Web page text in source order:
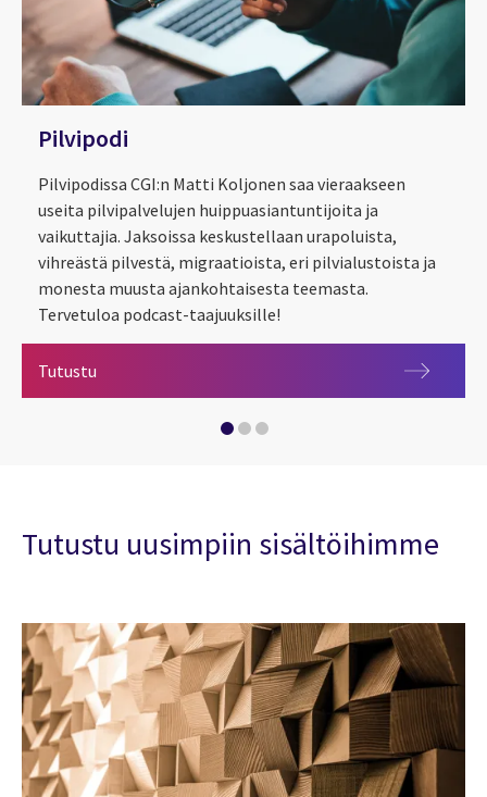
Pilvipodi
Pilvipodissa CGI:n Matti Koljonen saa vieraakseen
useita pilvipalvelujen huippuasiantuntijoita ja
vaikuttajia. Jaksoissa keskustellaan urapoluista,
vihreästä pilvestä, migraatioista, eri pilvialustoista ja
monesta muusta ajankohtaisesta teemasta.
Tervetuloa podcast-taajuuksille!
Tutustu
Pilvipodi: Sähköautojen lataus, serverless-
Pilvipodi: ChatGPT tulossa Microsoftin tuotteisiin –
Tutustu uusimpiin sisältöihimme